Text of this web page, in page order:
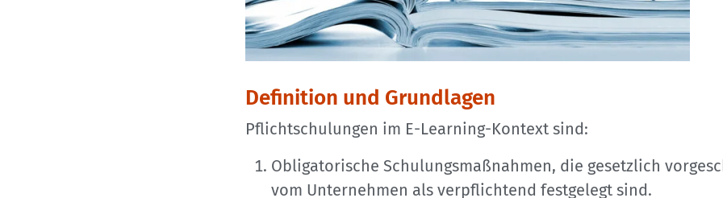
Definition und Grundlagen
Pflichtschulungen im E-Learning-Kontext sind:
Obligatorische Schulungsmaßnahmen, die gesetzlich
vom Unternehmen als verpflichtend festgelegt sind.